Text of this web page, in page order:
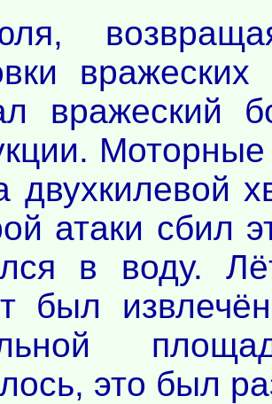
вражеский
двухкилевой
атаки сбил
в воду.
был
это был